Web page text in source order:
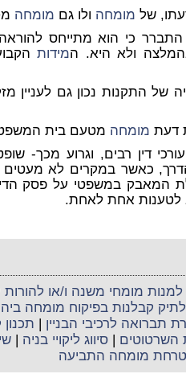
של מומחה ולו גם מומחה
התברר כי הוא מתייחס
ולא היא. המידות
של התקנות נכון גם לעניין
דעת מומחה מטעם בית
דין רבים, וגרוע מכך-
כאשר במקרים לא מעטים
המאבק במשפטי על פסק
לטענות אחת לאחת.
מומחי משנה ו/או
לתיק קבלנות בפיקוח מומחה
תברואה לרכיבי הבניין |
השרטוטים | סיווג ליקויי בניה |
מומחה התביעה